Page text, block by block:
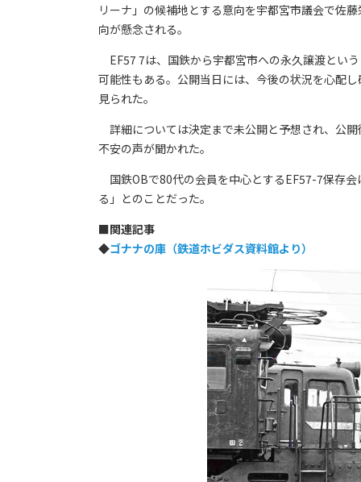
リーナ」の候補地とする意向を宇都宮市議会で佐
向が懸念される。
EF57 7は、国鉄から宇都宮市への永久譲渡とい
可能性もある。公開当日には、今後の状況を心配
見られた。
詳細については決定まで未公開と予想され、公
不安の声が聞かれた。
国鉄OBで80代の会員を中心とするEF57-7保存
る」とのことだった。
■関連記事
◆ゴナナの庫（鉄道ホビダス資料館より）